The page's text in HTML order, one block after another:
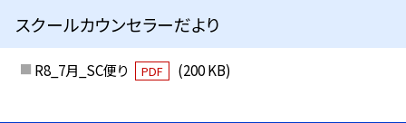
スクールカウンセラーだより
R8_7月_SC便り PDF (200 KB)